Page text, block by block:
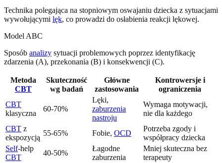
Technika polegająca na stopniowym oswajaniu dziecka z sytuacjami
wywołującymi lęk, co prowadzi do osłabienia reakcji lękowej.
Model ABC
Sposób analizy sytuacji problemowych poprzez identyfikację
zdarzenia (A), przekonania (B) i konsekwencji (C).
Metoda
CBT
Skuteczność
wg badań
Główne
zastosowania
Kontrowersje i
ograniczenia
CBT
klasyczna
60-70%
Lęki,
zaburzenia
nastroju
Wymaga motywacji,
nie dla każdego
CBT z
ekspozycją
55-65% Fobie, OCD
Potrzeba zgody i
współpracy dziecka
Self-help
CBT
40-50%
Łagodne
zaburzenia
Mniej skuteczna bez
terapeuty